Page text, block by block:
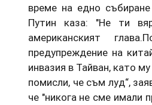
време на едно
Путин каза: "Не ти
американският
предупреждение на
инвазия в Тайван, като
помисли, че съм луд“,
че "никога не сме имали